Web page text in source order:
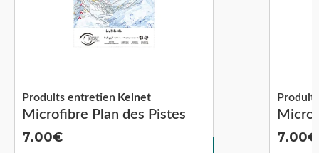
Microfibre Plan des Pistes
Produits entretien Kelnet
7.00 7.00